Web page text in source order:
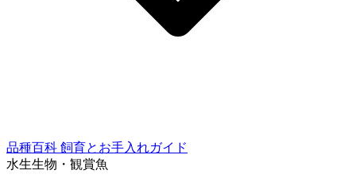
品種百科 飼育とお手入れガイド
水生生物・観賞魚